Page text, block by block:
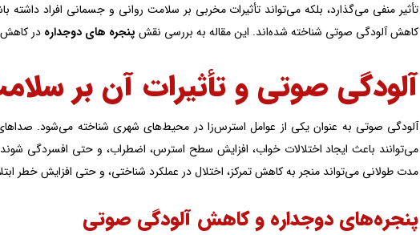
تأثیر منفی می‌گذارد، بلکه می‌تواند تأثیرات مخربی بر سلامت روانی و جسمانی افراد داشته
کاهش آلودگی صوتی شناخته شده‌اند. این مقاله به بررسی نقش پنجره های دوجداره در کاهش
آلودگی صوتی و تأثیرات آن بر
آلودگی صوتی به عنوان یکی از عوامل استرس‌زا در محیط‌های شهری شناخته می‌شود.
می‌توانند باعث ایجاد اختلالات خواب، افزایش سطح استرس، اضطراب، و حتی افسردگی
مدت طولانی می‌تواند منجر به کاهش تمرکز، اختلال در عملکرد شناختی، و حتی افزایش خطر
پنجره‌های دوجداره و کاهش آلودگی صوتی